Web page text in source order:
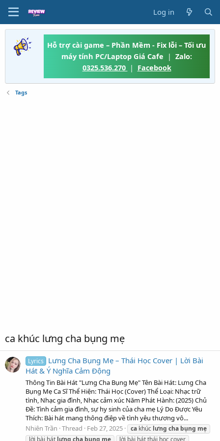
Log in
Hỗ trợ cài game – Phần Mềm - Fix lỗi – Tối ưu
máy tính PC/Laptop Giá Cafe | Zalo:
0325.536.270 | Facebook
Tags
ca khúc lưng cha bụng mẹ
Lyrics
Lưng Cha Bụng Mẹ – Thái Học Cover | Lời Bài
Hát & Ý Nghĩa Cảm Động
Thông Tin Bài Hát "Lưng Cha Bụng Mẹ" Tên Bài Hát: Lưng Cha
Bụng Mẹ Ca Sĩ Thể Hiện: Thái Học (Cover) Thể Loại: Nhạc trữ
tình, Nhạc gia đình, Nhạc cảm xúc Năm Phát Hành: (2025) Chủ
Đề: Tình cảm gia đình, sự hy sinh của cha mẹ Lý Do Được Yêu
Thích: Bài hát mang thông điệp về tình yêu thương vô...
Nhiên Trần Thread Feb 27, 2025 ca khúc lưng cha bụng mẹ
lời bài hát lưng cha bụng mẹ lời bài hát thái học cover